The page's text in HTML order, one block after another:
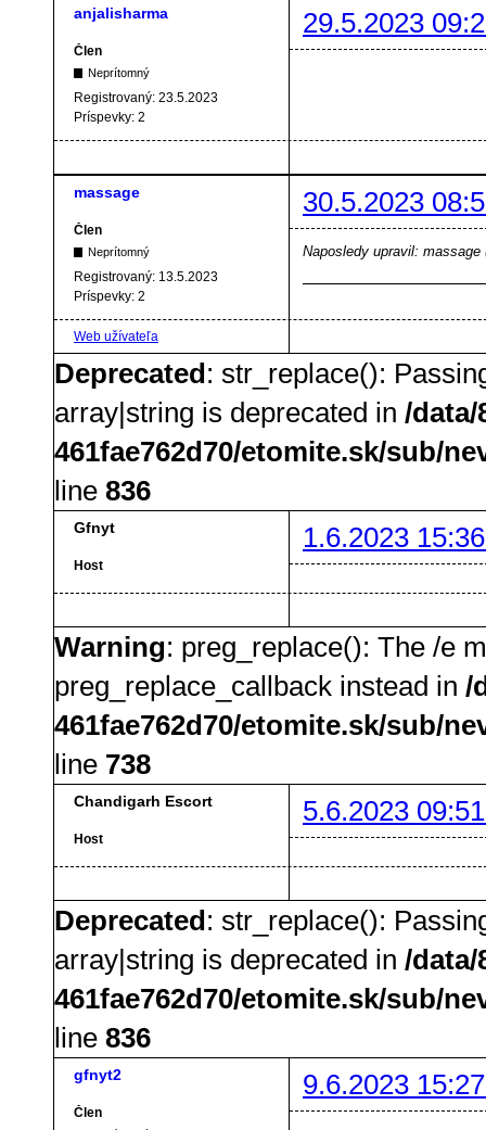
anjalisharma 29.5.2023
Člen
Neprítomný
Registrovaný: 23.5.2023
Príspevky: 2
massage 30.5.2023
Člen
Neprítomný
Registrovaný: 13.5.2023
Príspevky: 2
Naposledy upravil: massage
Web užívateľa
Deprecated: str_replace():
array|string is deprecated in /data/
461fae762d70/etomite.sk/sub/
line 836
Gfnyt 1.6.2023
Host
Warning: preg_replace(): The /e
preg_replace_callback instead in /
461fae762d70/etomite.sk/sub/
line 738
Chandigarh Escort 5.6.2023
Host
Deprecated: str_replace():
array|string is deprecated in /data/
461fae762d70/etomite.sk/sub/
line 836
gfnyt2 9.6.2023
Člen